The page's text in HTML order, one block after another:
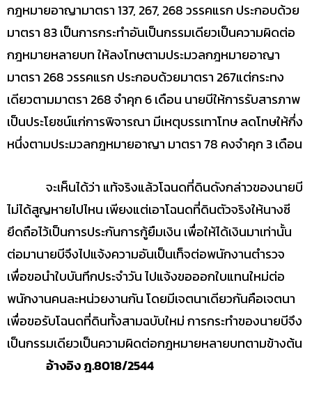
กฎหมายอาญามาตรา 137, 267, 268 วรรคแรก ประกอบด้วย
มาตรา 83 เป็นการกระทำอันเป็นกรรมเดียวเป็นความผิดต่อ
กฎหมายหลายบท ให้ลงโทษตามประมวลกฎหมายอาญา
มาตรา 268 วรรคแรก ประกอบด้วยมาตรา 267แต่กระทง
เดียวตามมาตรา 268 จำคุก 6 เดือน นายบีให้การรับสารภาพ
เป็นประโยชน์แก่การพิจารณา มีเหตุบรรเทาโทษ ลดโทษให้กึ่ง
หนึ่งตามประมวลกฎหมายอาญา มาตรา 78 คงจำคุก 3 เดือน
จะเห็นได้ว่า แท้จริงแล้วโฉนดที่ดินดังกล่าวของนายบี
ไม่ได้สูญหายไปไหน เพียงแต่เอาโฉนดที่ดินตัวจริงให้นางซี
ยึดถือไว้เป็นการประกันการกู้ยืมเงิน เพื่อให้ได้เงินมาเท่านั้น
ต่อมานายบีจึงไปแจ้งความอันเป็นเท็จต่อพนักงานตำรวจ
เพื่อขอนำใบบันทึกประจำวัน ไปแจ้งขอออกใบแทนใหม่ต่อ
พนักงานคนละหน่วยงานกัน โดยมีเจตนาเดียวกันคือเจตนา
เพื่อขอรับโฉนดที่ดินทั้งสามฉบับใหม่ การกระทำของนายบีจึง
เป็นกรรมเดียวเป็นความผิดต่อกฎหมายหลายบทตามข้างต้น
อ้างอิง ฎ.8018/2544